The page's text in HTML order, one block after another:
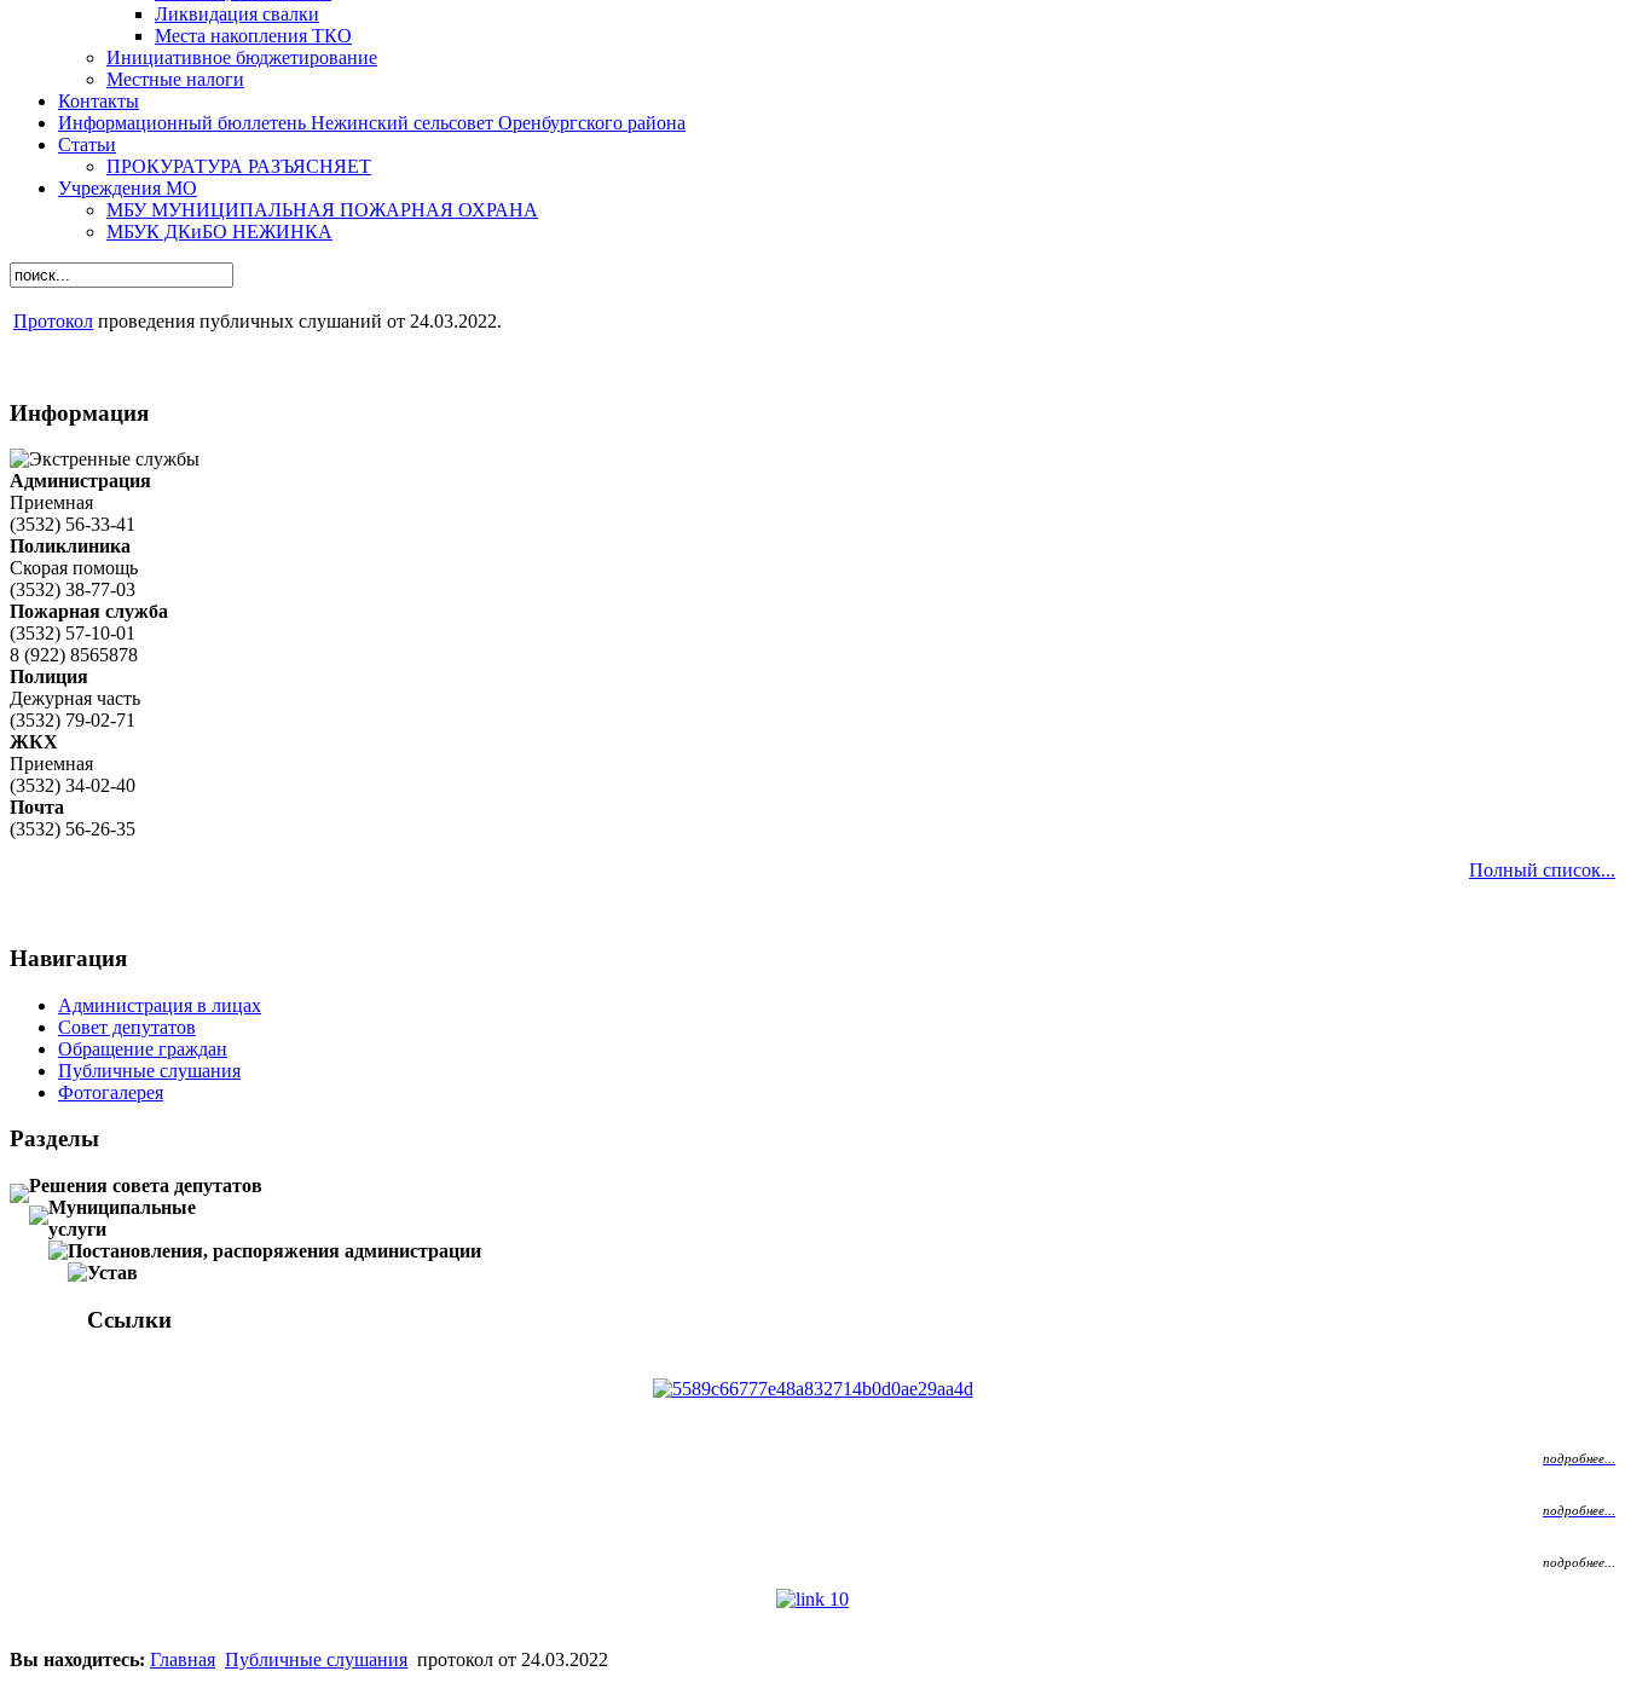
Ликвидация свалки
Места накопления ТКО
Инициативное бюджетирование
Местные налоги
Контакты
Информационный бюллетень Нежинский сельсовет Оренбургского района
Статьи
ПРОКУРАТУРА РАЗЪЯСНЯЕТ
Учреждения МО
МБУ МУНИЦИПАЛЬНАЯ ПОЖАРНАЯ ОХРАНА
МБУК ДКиБО НЕЖИНКА
Протокол проведения публичных слушаний от 24.03.2022.
Информация
Администрация
Приемная
(3532) 56-33-41
Поликлиника
Скорая помощь
(3532) 38-77-03
Пожарная служба
(3532) 57-10-01
8 (922) 8565878
Полиция
Дежурная часть
(3532) 79-02-71
ЖКХ
Приемная
(3532) 34-02-40
Почта
(3532) 56-26-35
Полный список...
Навигация
Администрация в лицах
Совет депутатов
Обращение граждан
Публичные слушания
Фотогалерея
Разделы
Решения совета депутатов
Муниципальные
услуги
Постановления, распоряжения администрации
Устав
Ссылки
подробнее...
подробнее...
подробнее...
Вы находитесь: Главная Публичные слушания протокол от 24.03.2022